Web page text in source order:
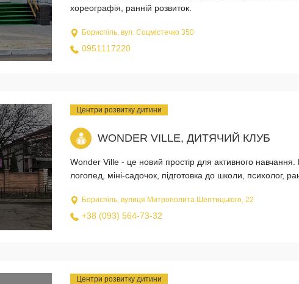
хореографія, ранній розвиток.
Бориспіль, вул. Соцмістечко 350
0951117220
Центри розвитку дитини
WONDER VILLE, ДИТЯЧИЙ КЛУБ
Wonder Ville - це новий простір для активного навчання.
логопед, міні-садочок, підготовка до школи, психолог,
Бориспіль, вулиця Митрополита Шептицького, 22
+38 (093) 564-73-32
Центри розвитку дитини